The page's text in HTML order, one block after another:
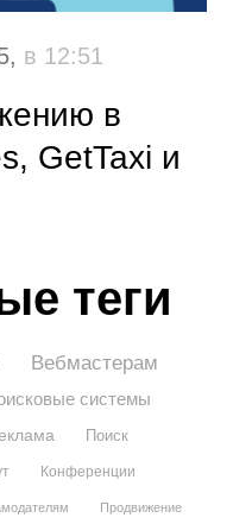
в 12:51
в
GetTaxi и
теги
Вебмастерам
системы
Поиск
Конференции
Продвижение